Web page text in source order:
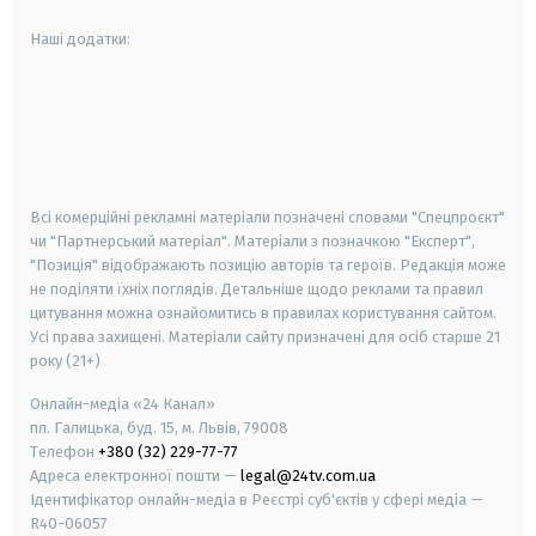
Наші додатки:
Всі комерційні рекламні матеріали позначені словами "Спецпроєкт"
чи "Партнерський матеріал". Матеріали з позначкою "Експерт",
"Позиція" відображають позицію авторів та героїв. Редакція може
не поділяти їхніх поглядів. Детальніше щодо реклами та правил
цитування можна ознайомитись в правилах користування сайтом.
Усі права захищені. Матеріали сайту призначені для осіб старше 21
року (21+)
Онлайн-медіа «24 Канал»
пл. Галицька, буд. 15, м. Львів, 79008
Телефон +380 (32) 229-77-77
Адреса електронної пошти — legal@24tv.com.ua
Ідентифікатор онлайн-медіа в Реєстрі суб'єктів у сфері медіа —
R40-06057